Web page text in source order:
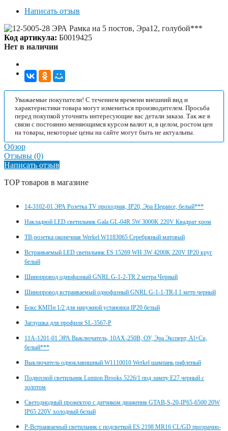
Написать отзыв
Код артикула: Б0019425
Нет в наличии
Уважаемые покупатели! С течением времени внешний вид и
характеристики товара могут измениться производителем. Просьба
перед покупкой уточнять интересующие вас детали заказа. Так же в
связи с постоянно меняющимся курсом валют и, в целом, ростом цен
на товары, некоторые цены на сайте могут быть не актуальны.
Обзор
Отзывы (0)
Написать отзыв
TOP товаров в магазине
14-3102-01 ЭРА Розетка TV проходная, IP20, Эра Elegance, белый***
Накладной LED светильник Gala GL-04R 5W 3000K 220V Квадрат хром
ТВ-розетка оконечная Werkel W1183065 Серебряный матовый
Встраиваемый LED светильник ES 15269 WH 3W 4200K 220V IP20 круг
белый
Шинопровод однофазный GNRL G-1-2-TR 2 метра Черный
Шинопровод встраиваемый однофазный GNRL G-1-1-TR-I 1 метр черный
Бокс КМПн 1/2 для наружной установки IP20 белый
Заглушка для профиля SL-3567-P
11А-1201-01 ЭРА Выключатель, 10АХ-250В, ОУ, Эра Эксперт, Al+Cu,
белый***
Выключатель одноклавишный W1110010 Werkel шампань рифленый
Подвесной светильник Lumion Brooks 5226/1 под лампу E27 черный с
золотом
Светодиодный прожектор с датчиком движения GTAB-S-20-IP65-6500 20W
IP65 220V холодный белый
Р-Встраиваемый светильник с подсветкой ES 2198 MR16 CL/GD прозрачно-